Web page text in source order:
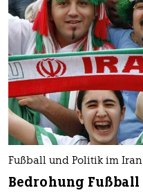
Fußball und Politik im Iran
Bedrohung Fußball